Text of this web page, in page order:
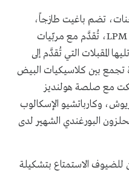
تضم باغيت طازجاً،
كرواسون، ولفافة القرفة الخاصة بـ LPM، تُقدَّم مع مربّيات
المقبلات التي تُقدَّم إلى
بين كلاسيكيات البيض
مع صلصة هولنديز
وكارباتشيو الإسكالوب
البورغندي الشهير لدى
للضيوف الاستمتاع بتشكيلة